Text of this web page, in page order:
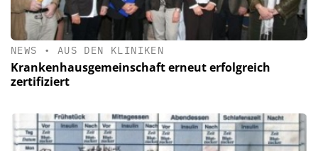
NEWS • AUS DEN KLINIKEN
Krankenhausgemeinschaft erneut erfolgreich
zertifiziert